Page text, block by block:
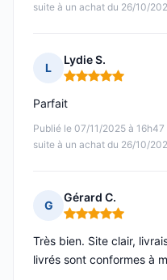
suite à un achat du 26/10/
L
Lydie S.
Note : 5 sur 5
Publié le 07/11/2025 à 16h47
suite à un achat du 26/10/
Parfait
G
Gérard C.
Note : 5 sur 5
Très bien. Site clair,
livrés sont conformes à